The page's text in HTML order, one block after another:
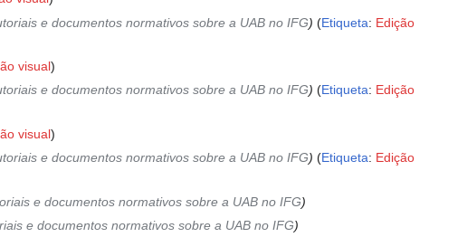
e documentos normativos sobre a UAB no IFG Etiqueta: Edição
visual
e documentos normativos sobre a UAB no IFG Etiqueta: Edição
visual
e documentos normativos sobre a UAB no IFG Etiqueta: Edição
e documentos normativos sobre a UAB no IFG
e documentos normativos sobre a UAB no IFG